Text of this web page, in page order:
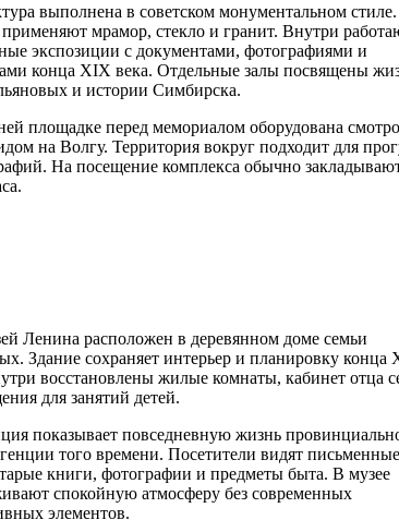
выполнена в советском монументальном
применяют мрамор, стекло и гранит. Внутри
экспозиции с документами, фотографиями и
конца XIX века. Отдельные залы посвящены
и истории Симбирска.
площадке перед мемориалом оборудована
на Волгу. Территория вокруг подходит для
На посещение комплекса обычно
Ленина расположен в деревянном доме семьи
Здание сохраняет интерьер и планировку конца
восстановлены жилые комнаты, кабинет отца
для занятий детей.
показывает повседневную жизнь
того времени. Посетители видят письменные
книги, фотографии и предметы быта. В музее
спокойную атмосферу без современных
элементов.